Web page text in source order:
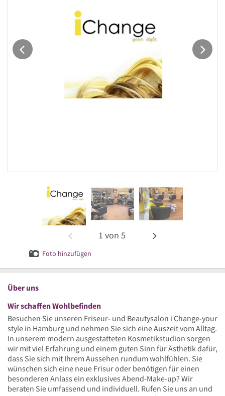
1 von 5
Foto hinzufügen
Über uns
Wir schaffen Wohlbefinden
Besuchen Sie unseren Friseur- und Beautysalon i Change-your
style in Hamburg und nehmen Sie sich eine Auszeit vom Alltag.
In unserem modern ausgestatteten Kosmetikstudion sorgen
wir mit viel Erfahrung und einem guten Sinn für Ästhetik dafür,
dass Sie sich mit Ihrem Aussehen rundum wohlfühlen. Sie
wünschen sich eine neue Frisur oder benötigen für einen
besonderen Anlass ein exklusives Abend-Make-up? Wir
beraten Sie umfassend und individuell. Rufen Sie uns an und